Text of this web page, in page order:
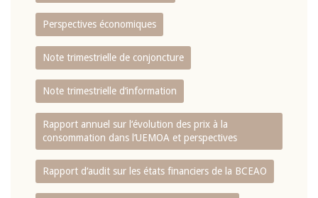
Perspectives économiques
Note trimestrielle de conjoncture
Note trimestrielle d‘information
Rapport annuel sur l‘évolution des prix à la
consommation dans l‘UEMOA et perspectives
Rapport d‘audit sur les états financiers de la BCEAO